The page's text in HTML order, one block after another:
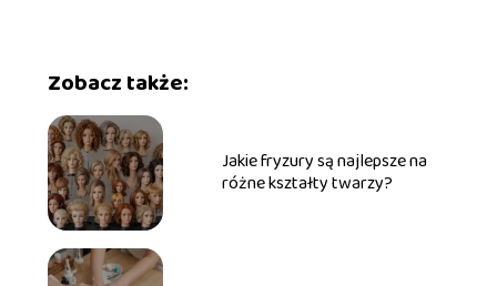
Zobacz także:
Jakie fryzury są najlepsze na
różne kształty twarzy?